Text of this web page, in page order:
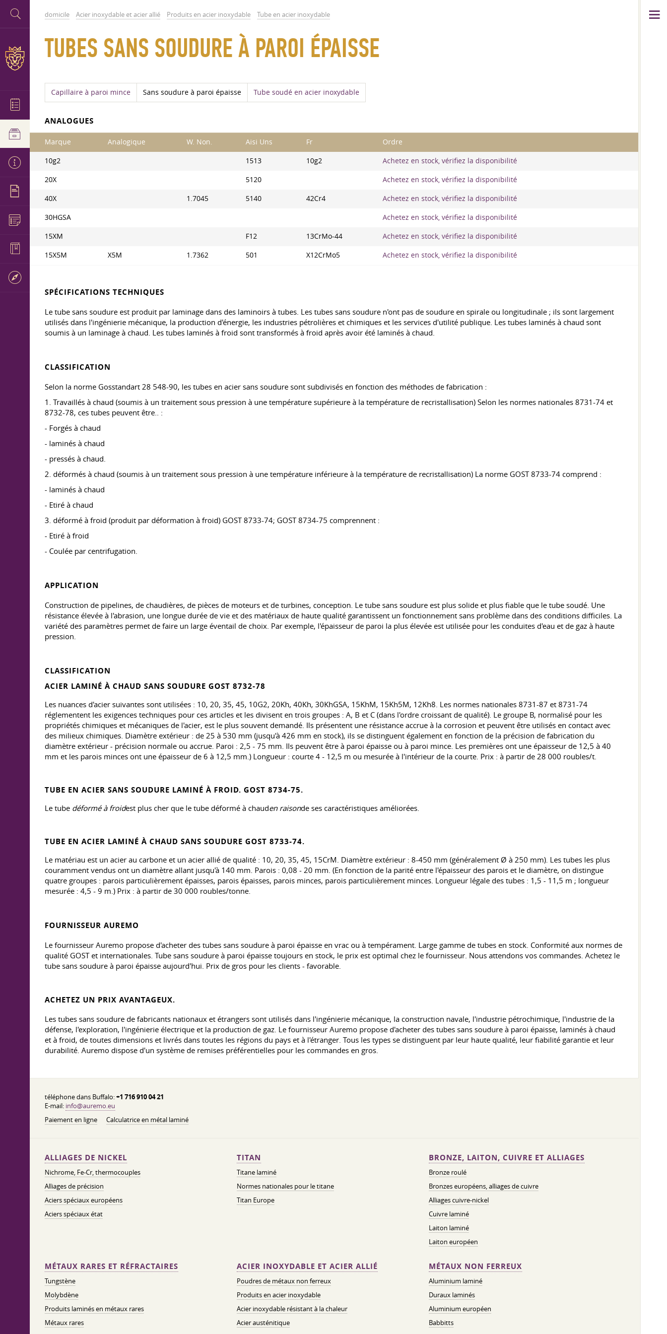
domicile Acier inoxydable et acier allié Produits en acier inoxydable Tube en acier inoxydable
TUBES SANS SOUDURE À PAROI ÉPAISSE
Capillaire à paroi mince Sans soudure à paroi épaisse Tube soudé en acier inoxydable
ANALOGUES
Marque Analogique W. Non. Aisi Uns Fr Ordre
10g2 1513 10g2 Achetez en stock, vérifiez la disponibilité
20X 5120 Achetez en stock, vérifiez la disponibilité
40X 1.7045 5140 42Cr4 Achetez en stock, vérifiez la disponibilité
30HGSA Achetez en stock, vérifiez la disponibilité
15XM F12 13CrMo-44 Achetez en stock, vérifiez la disponibilité
15X5M X5M 1.7362 501 X12CrMo5 Achetez en stock, vérifiez la disponibilité
SPÉCIFICATIONS TECHNIQUES
Le tube sans soudure est produit par laminage dans des laminoirs à tubes. Les tubes sans soudure n'ont pas de soudure en spirale ou longitudinale ; ils sont largement
utilisés dans l'ingénierie mécanique, la production d'énergie, les industries pétrolières et chimiques et les services d'utilité publique. Les tubes laminés à chaud sont
soumis à un laminage à chaud. Les tubes laminés à froid sont transformés à froid après avoir été laminés à chaud.
CLASSIFICATION
Selon la norme Gosstandart 28 548-90, les tubes en acier sans soudure sont subdivisés en fonction des méthodes de fabrication :
1. Travaillés à chaud (soumis à un traitement sous pression à une température supérieure à la température de recristallisation) Selon les normes nationales 8731-74 et
8732-78, ces tubes peuvent être.. :
- Forgés à chaud
- laminés à chaud
- pressés à chaud.
2. déformés à chaud (soumis à un traitement sous pression à une température inférieure à la température de recristallisation) La norme GOST 8733-74 comprend :
- laminés à chaud
- Etiré à chaud
3. déformé à froid (produit par déformation à froid) GOST 8733-74; GOST 8734-75 comprennent :
- Etiré à froid
- Coulée par centrifugation.
APPLICATION
Construction de pipelines, de chaudières, de pièces de moteurs et de turbines, conception. Le tube sans soudure est plus solide et plus fiable que le tube soudé. Une
résistance élevée à l'abrasion, une longue durée de vie et des matériaux de haute qualité garantissent un fonctionnement sans problème dans des conditions difficiles. La
variété des paramètres permet de faire un large éventail de choix. Par exemple, l'épaisseur de paroi la plus élevée est utilisée pour les conduites d'eau et de gaz à haute
pression.
CLASSIFICATION
ACIER LAMINÉ À CHAUD SANS SOUDURE GOST 8732-78
Les nuances d'acier suivantes sont utilisées : 10, 20, 35, 45, 10G2, 20Kh, 40Kh, 30KhGSA, 15KhM, 15Kh5M, 12Kh8. Les normes nationales 8731-87 et 8731-74
réglementent les exigences techniques pour ces articles et les divisent en trois groupes : A, B et C (dans l'ordre croissant de qualité). Le groupe B, normalisé pour les
propriétés chimiques et mécaniques de l'acier, est le plus souvent demandé. Ils présentent une résistance accrue à la corrosion et peuvent être utilisés en contact avec
des milieux chimiques. Diamètre extérieur : de 25 à 530 mm (jusqu'à 426 mm en stock), ils se distinguent également en fonction de la précision de fabrication du
diamètre extérieur - précision normale ou accrue. Paroi : 2,5 - 75 mm. Ils peuvent être à paroi épaisse ou à paroi mince. Les premières ont une épaisseur de 12,5 à 40
mm et les parois minces ont une épaisseur de 6 à 12,5 mm.) Longueur : courte 4 - 12,5 m ou mesurée à l'intérieur de la courte. Prix : à partir de 28 000 roubles/t.
TUBE EN ACIER SANS SOUDURE LAMINÉ À FROID. GOST 8734-75.
Le tube déformé à froidest plus cher que le tube déformé à chauden raisonde ses caractéristiques améliorées.
TUBE EN ACIER LAMINÉ À CHAUD SANS SOUDURE GOST 8733-74.
Le matériau est un acier au carbone et un acier allié de qualité : 10, 20, 35, 45, 15CrM. Diamètre extérieur : 8-450 mm (généralement Ø à 250 mm). Les tubes les plus
couramment vendus ont un diamètre allant jusqu'à 140 mm. Parois : 0,08 - 20 mm. (En fonction de la parité entre l'épaisseur des parois et le diamètre, on distingue
quatre groupes : parois particulièrement épaisses, parois épaisses, parois minces, parois particulièrement minces. Longueur légale des tubes : 1,5 - 11,5 m ; longueur
mesurée : 4,5 - 9 m.) Prix : à partir de 30 000 roubles/tonne.
FOURNISSEUR AUREMO
Le fournisseur Auremo propose d'acheter des tubes sans soudure à paroi épaisse en vrac ou à tempérament. Large gamme de tubes en stock. Conformité aux normes de
qualité GOST et internationales. Tube sans soudure à paroi épaisse toujours en stock, le prix est optimal chez le fournisseur. Nous attendons vos commandes. Achetez le
tube sans soudure à paroi épaisse aujourd'hui. Prix de gros pour les clients - favorable.
ACHETEZ UN PRIX AVANTAGEUX.
Les tubes sans soudure de fabricants nationaux et étrangers sont utilisés dans l'ingénierie mécanique, la construction navale, l'industrie pétrochimique, l'industrie de la
défense, l'exploration, l'ingénierie électrique et la production de gaz. Le fournisseur Auremo propose d'acheter des tubes sans soudure à paroi épaisse, laminés à chaud
et à froid, de toutes dimensions et livrés dans toutes les régions du pays et à l'étranger. Tous les types se distinguent par leur haute qualité, leur fiabilité garantie et leur
durabilité. Auremo dispose d'un système de remises préférentielles pour les commandes en gros.
téléphone dans Buffalo:+1 716 910 04 21
E-mail: info@auremo.eu
Paiement en ligne
Calculatrice en métal laminé
ALLIAGES DE NICKEL
Nichrome, Fe-Cr, thermocouples
Alliages de précision
Aciers spéciaux européens
Aciers spéciaux état
TITAN
Titane laminé
Normes nationales pour le titane
Titan Europe
BRONZE, LAITON, CUIVRE ET ALLIAGES
Bronze roulé
Bronzes européens, alliages de cuivre
Alliages cuivre-nickel
Cuivre laminé
Laiton laminé
Laiton européen
MÉTAUX RARES ET RÉFRACTAIRES
Tungstène
Molybdène
Produits laminés en métaux rares
Métaux rares
ACIER INOXYDABLE ET ACIER ALLIÉ
Poudres de métaux non ferreux
Produits en acier inoxydable
Acier inoxydable résistant à la chaleur
Acier austénitique
MÉTAUX NON FERREUX
Aluminium laminé
Duraux laminés
Aluminium européen
Babbitts